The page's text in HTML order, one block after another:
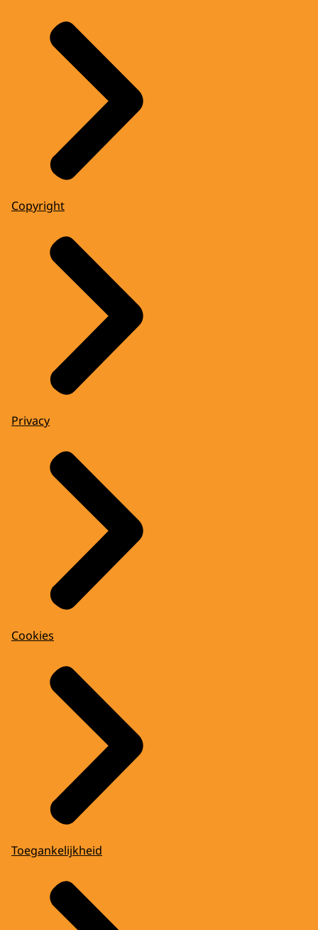
Copyright
Privacy
Cookies
Toegankelijkheid